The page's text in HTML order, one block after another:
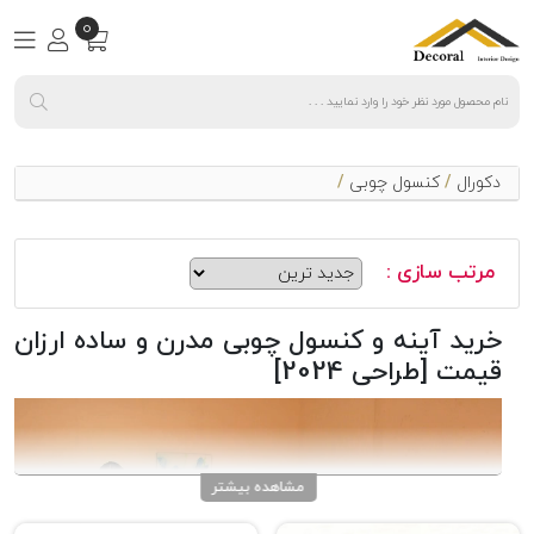
0
دکورال / کنسول چوبی /
مرتب سازی :
خرید آینه و کنسول چوبی مدرن و ساده ارزان
قیمت [طراحی 2024]
مشاهده بیشتر